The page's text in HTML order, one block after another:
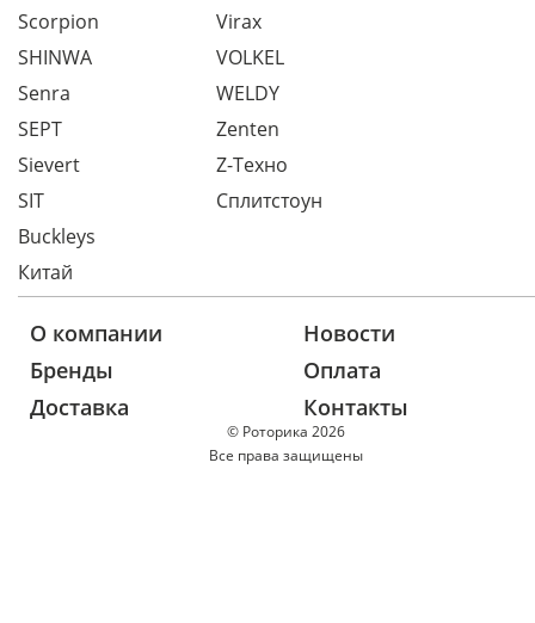
Scorpion
SHINWA
Senra
SEPT
Sievert
SIT
Virax
VOLKEL
WELDY
Zenten
Z-Техно
Сплитстоун
Buckleys
Китай
© Роторика 2026
Все права защищены
О компании
Новости
Бренды
Оплата
Доставка
Контакты